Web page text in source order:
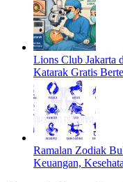
Lions Club Jakarta
Katarak Gratis
Ramalan Zodiak
Keuangan,